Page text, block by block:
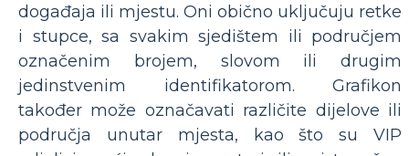
događaja ili mjestu. Oni obično uključuju retke
i stupce, sa svakim sjedištem ili područjem
označenim brojem, slovom ili drugim
jedinstvenim identifikatorom. Grafikon
također može označavati različite dijelove ili
područja unutar mjesta, kao što su VIP